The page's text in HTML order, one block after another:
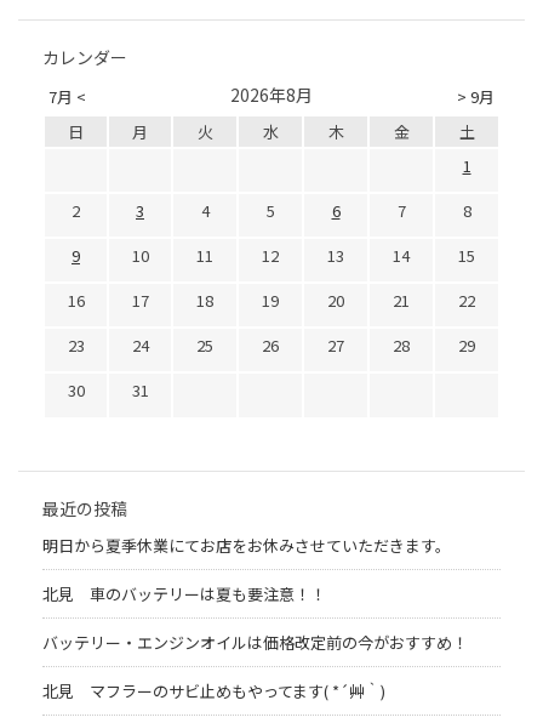
カレンダー
7月 < > 9月
2026年8月
日 月 火 水 木 金
土
1
2
3 4 5 6 7
8
9
10 11 12 13 14
15
16
17 18 19 20 21
22
23
24 25 26 27 28
29
30
31
最近の投稿
明日から夏季休業にてお店をお休みさせていただきます。
北見 車のバッテリーは夏も要注意！！
バッテリー・エンジンオイルは価格改定前の今がおすすめ！
北見 マフラーのサビ止めもやってます( *´艸｀)